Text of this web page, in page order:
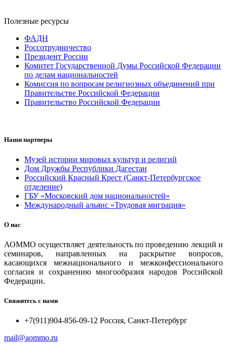
Полезные ресурсы
ФАДН
Россотрудничество
Президент России
Комитет Государственной Думы Российской Федерации
по делам национальностей
Комиссия по вопросам религиозных объединений при
Правительстве Российской Федерации
Правительство Российской Федерации
Наши партнеры
Музей истории мировых культур и религий
Дом Дружбы Республики Дагестан
Российский Красный Крест (Санкт-Петербургское
отделение)
ГБУ «Московский дом национальностей»
Международный альянс «Трудовая миграция»
О нас
АОММО осуществляет деятельность по проведению лекций и
семинаров, направленных на раскрытие вопросов,
касающихся межнационального и межконфессионального
согласия и сохранению многообразия народов Российской
Федерации.
Свяжитесь с нами
+7(911)904-856-09-12 Россия, Санкт-Петербург
mail@aommo.ru